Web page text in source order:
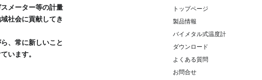
メーター等の計量
社会に貢献してき
、常に新しいこと
います。
トップページ
製品情報
バイメタル式温度計
ダウンロード
よくある質問
お問合せ